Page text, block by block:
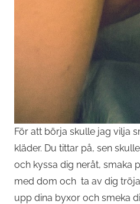
För att börja skulle jag vilja
kläder. Du tittar på, sen
och kyssa dig neråt, smaka
med dom och ta av dig
upp dina byxor och smeka